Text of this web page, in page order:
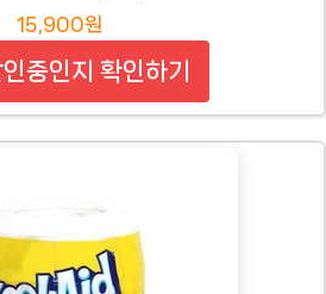
15,900원
중인지 확인하기